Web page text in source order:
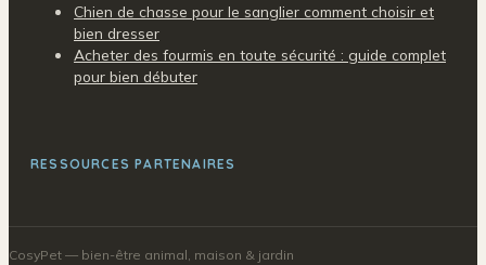
Chien de chasse pour le sanglier comment choisir et
bien dresser
Acheter des fourmis en toute sécurité : guide complet
pour bien débuter
RESSOURCES PARTENAIRES
CosyPet — bien-être animal, maison & jardin